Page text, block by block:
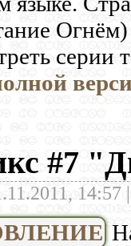
Огнём)
серии
#7
14:57